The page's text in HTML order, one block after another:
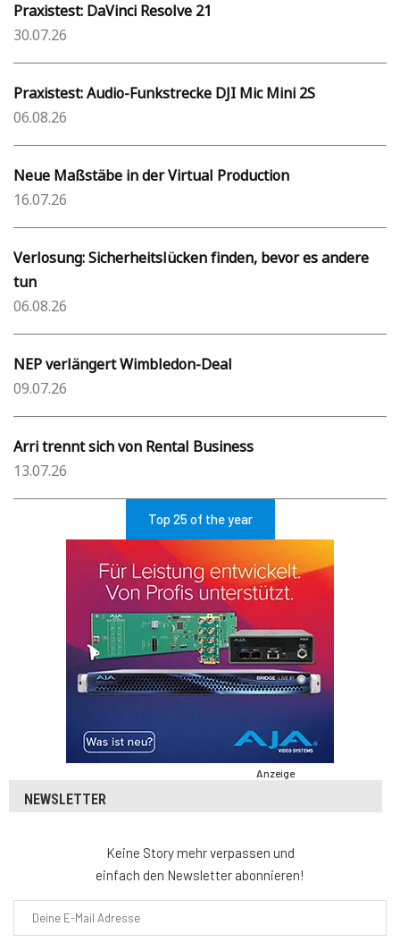
Praxistest: DaVinci Resolve 21
30.07.26
Praxistest: Audio-Funkstrecke DJI Mic Mini 2S
06.08.26
Neue Maßstäbe in der Virtual Production
16.07.26
Verlosung: Sicherheitslücken finden, bevor es andere
tun
06.08.26
NEP verlängert Wimbledon-Deal
09.07.26
Arri trennt sich von Rental Business
13.07.26
Top 25 of the year
Anzeige
NEWSLETTER
Keine Story mehr verpassen und
einfach den Newsletter abonnieren!